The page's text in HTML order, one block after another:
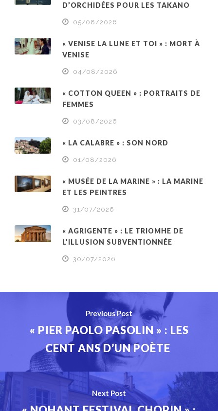
D’ORCHIDÉES POUR LES TAKANO
05/08/2026
« VENISE LA LUNE ET TOI » : MORT À
VENISE
04/08/2026
« COTTON QUEEN » : PORTRAITS DE
FEMMES
03/08/2026
« LA CALABRE » : SON NORD
01/08/2026
« MUSÉE DE LA MARINE » : LA MARINE
ET LES PEINTRES
31/07/2026
« AGRIGENTE » : LE TRIOMHE DE
L’ILLUSION SUBVENTIONNÉE
30/07/2026
Previous Post
« PIER PAOLO PASOLIN » : LES
CENT ANS D’UN POÈTE
Next Post